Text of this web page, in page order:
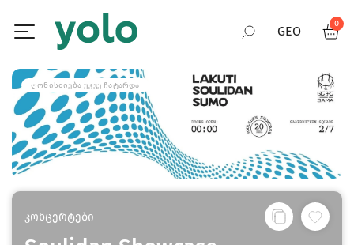
GEO
ENG
0
ᲦᲝᲜᲘᲡᲫᲘᲔᲑᲐ ᲣᲙᲕᲔ ᲩᲐᲢᲐᲠᲓᲐ
კონცერტები